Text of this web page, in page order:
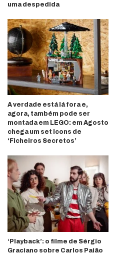
uma despedida
A verdade está lá fora e,
agora, também pode ser
montada em LEGO: em Agosto
chega um set Icons de
‘Ficheiros Secretos’
‘Playback’: o filme de Sérgio
Graciano sobre Carlos Paião